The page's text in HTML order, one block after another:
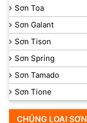
Sơn Toa
Sơn Galant
Sơn Tison
Sơn Spring
Sơn Tamado
Sơn Tione
CHỦNG LOẠI SƠN